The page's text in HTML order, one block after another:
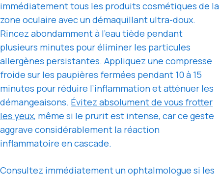
immédiatement tous les produits cosmétiques de la
zone oculaire avec un démaquillant ultra-doux.
Rincez abondamment à l’eau tiède pendant
plusieurs minutes pour éliminer les particules
allergènes persistantes. Appliquez une compresse
froide sur les paupières fermées pendant 10 à 15
minutes pour réduire l’inflammation et atténuer les
démangeaisons. Évitez absolument de vous frotter
les yeux, même si le prurit est intense, car ce geste
aggrave considérablement la réaction
inflammatoire en cascade.
Consultez immédiatement un ophtalmologue si les